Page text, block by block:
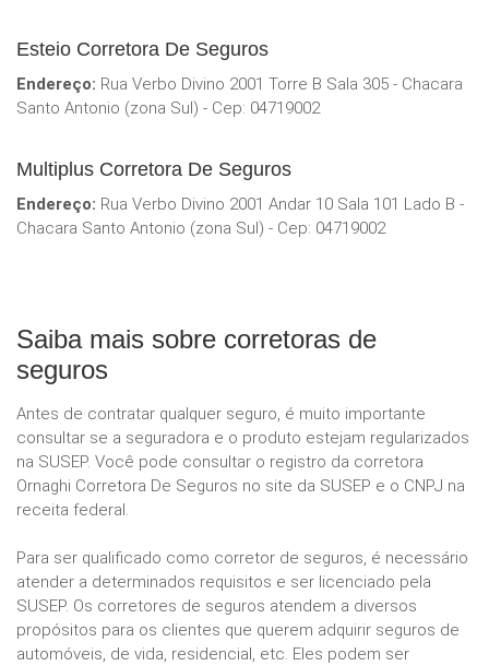
Esteio Corretora De Seguros
Endereço: Rua Verbo Divino 2001 Torre B Sala 305 - Chacara
Santo Antonio (zona Sul) - Cep: 04719002
Multiplus Corretora De Seguros
Endereço: Rua Verbo Divino 2001 Andar 10 Sala 101 Lado B -
Chacara Santo Antonio (zona Sul) - Cep: 04719002
Saiba mais sobre corretoras de
seguros
Antes de contratar qualquer seguro, é muito importante
consultar se a seguradora e o produto estejam regularizados
na SUSEP. Você pode consultar o registro da corretora
Ornaghi Corretora De Seguros no site da SUSEP e o CNPJ na
receita federal.
Para ser qualificado como corretor de seguros, é necessário
atender a determinados requisitos e ser licenciado pela
SUSEP. Os corretores de seguros atendem a diversos
propósitos para os clientes que querem adquirir seguros de
automóveis, de vida, residencial, etc. Eles podem ser